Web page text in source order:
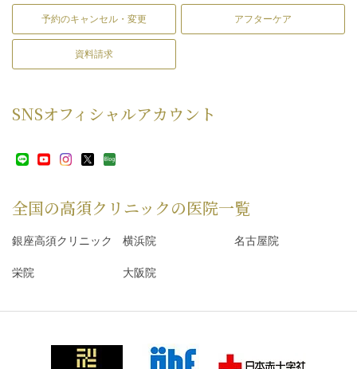
予約のキャンセル・変更 アフターケア
資料請求
SNSオフィシャルアカウント
全国の高須クリニックの医院一覧
銀座高須クリニック 横浜院 名古屋院
栄院 大阪院